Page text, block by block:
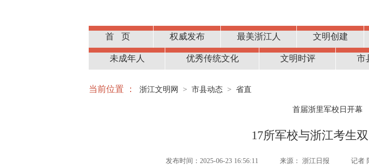
首页 权威发布 最美浙江人 文明创建
公民道德
未成年人 优秀传统文化 文明时评 市
当前位置 ： 浙江文明网 > 市县动态 > 省直
首届浙里军校日开幕
17所军校与浙江考生
发布时间：2025-06-23 16:56:11 来源： 浙江日报 记者